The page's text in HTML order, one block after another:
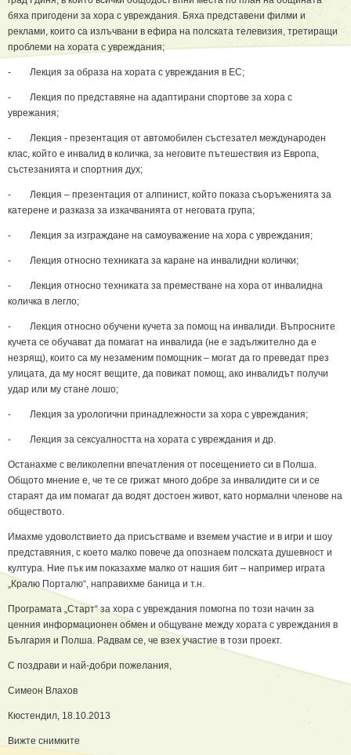
бяха пригодени за хора с увреждания. Бяха представени филми и
реклами, които са излъчвани в ефира на полската телевизия, третиращи
проблеми на хората с увреждания;
- Лекция за образа на хората с увреждания в ЕС;
- Лекция по представяне на адаптирани спортове за хора с
уврежания;
- Лекция - презентация от автомобилен състезател международен
клас, който е инвалид в количка, за неговите пътешествия из Европа,
състезанията и спортния дух;
- Лекция – презентация от алпинист, който показа съоръженията за
катерене и разказа за изкачванията от неговата група;
- Лекция за изграждане на самоуважение на хора с увреждания;
- Лекция относно техниката за каране на инвалидни колички;
- Лекция относно техниката за преместване на хора от инвалидна
количка в легло;
- Лекция относно обучени кучета за помощ на инвалиди. Въпросните
кучета се обучават да помагат на инвалида (не е задължително да е
незрящ), които са му незаменим помощник – могат да го преведат през
улицата, да му носят вещите, да повикат помощ, ако инвалидът получи
удар или му стане лошо;
- Лекция за урологични принадлежности за хора с увреждания;
- Лекция за сексуалността на хората с увреждания и др.
Останахме с великолепни впечатления от посещението си в Полша.
Общото мнение е, че те се грижат много добре за инвалидите си и се
стараят да им помагат да водят достоен живот, като нормални членове на
обществото.
Имахме удоволствието да присъстваме и вземем участие и в игри и шоу
представяния, с което малко повече да опознаем полската душевност и
култура. Ние пък им показахме малко от нашия бит – например играта
„Кралю Порталю“, направихме баница и т.н.
Програмата „Старт“ за хора с увреждания помогна по този начин за
ценния информационен обмен и общуване между хората с увреждания в
България и Полша. Радвам се, че взех участие в този проект.
С поздрави и най-добри пожелания,
Симеон Влахов
Кюстендил, 18.10.2013
Вижте снимките